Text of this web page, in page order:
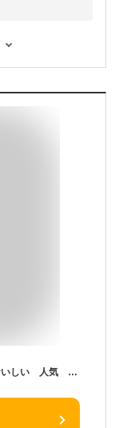
高級食パン 食パン セット 2本入り 食パン おいしい 人気 おすすめ 口コミ お取り寄せ 高級 専門店 丹波黒豆 レーズン クルミ チーズ ショコラ 選べる 2本入り お得 丹波のこだわり高級食パン専門店